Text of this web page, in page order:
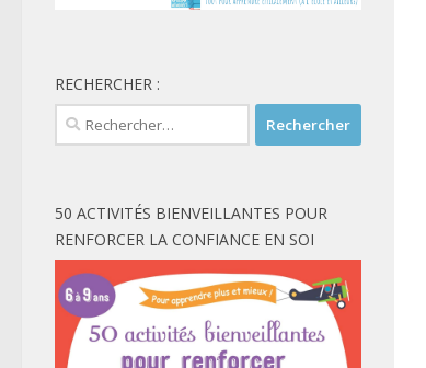
RECHERCHER :
Rechercher :
50 ACTIVITÉS BIENVEILLANTES POUR
RENFORCER LA CONFIANCE EN SOI